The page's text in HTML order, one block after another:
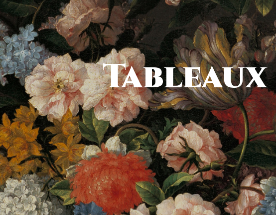
Tableaux